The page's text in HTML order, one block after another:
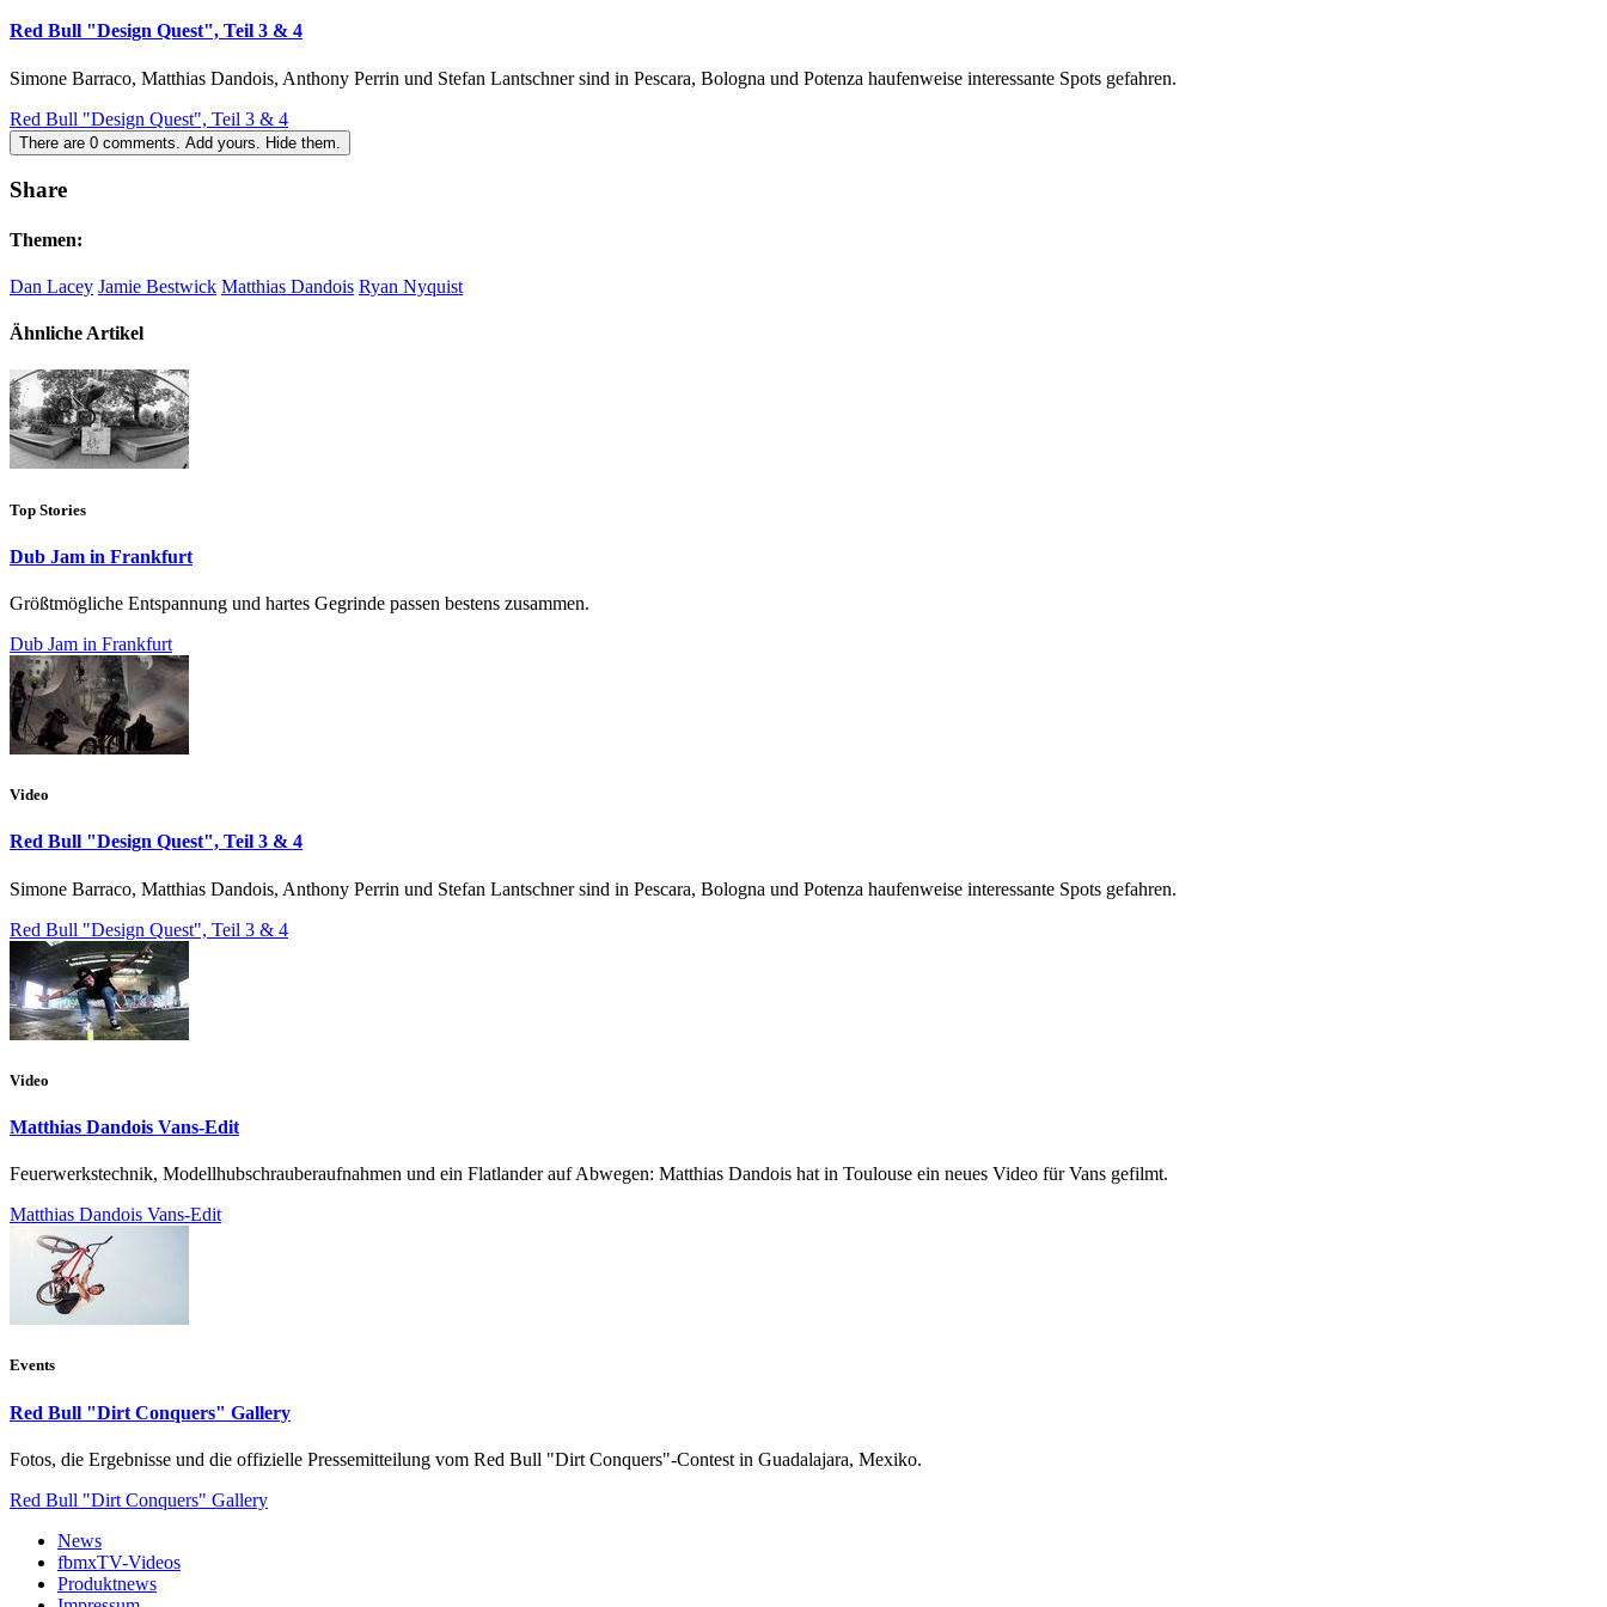
Red Bull "Design Quest", Teil 3 & 4
Simone Barraco, Matthias Dandois, Anthony Perrin und Stefan Lantschner sind in Pescara, Bologna und Potenza haufenweise interessante Spots gefahren.
Red Bull "Design Quest", Teil 3 & 4
There are 0 comments. Add yours. Hide them.
Share
Themen:
Dan Lacey Jamie Bestwick Matthias Dandois Ryan Nyquist
Ähnliche Artikel
Top Stories
Dub Jam in Frankfurt
Größtmögliche Entspannung und hartes Gegrinde passen bestens zusammen.
Dub Jam in Frankfurt
Video
Red Bull "Design Quest", Teil 3 & 4
Simone Barraco, Matthias Dandois, Anthony Perrin und Stefan Lantschner sind in Pescara, Bologna und Potenza haufenweise interessante Spots gefahren.
Red Bull "Design Quest", Teil 3 & 4
Video
Matthias Dandois Vans-Edit
Feuerwerkstechnik, Modellhubschrauberaufnahmen und ein Flatlander auf Abwegen: Matthias Dandois hat in Toulouse ein neues Video für Vans gefilmt.
Matthias Dandois Vans-Edit
Events
Red Bull "Dirt Conquers" Gallery
Fotos, die Ergebnisse und die offizielle Pressemitteilung vom Red Bull "Dirt Conquers"-Contest in Guadalajara, Mexiko.
Red Bull "Dirt Conquers" Gallery
News
fbmxTV-Videos
Produktnews